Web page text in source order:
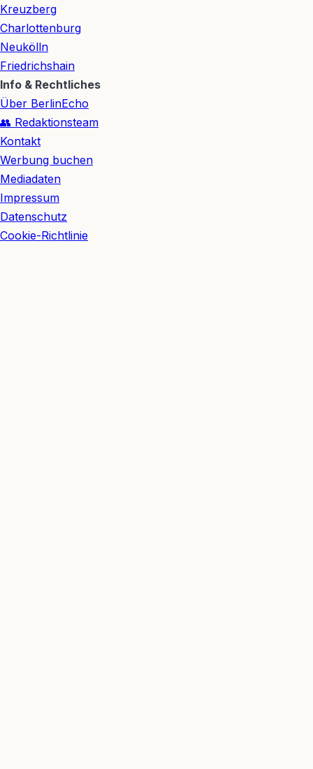
Kreuzberg
Charlottenburg
Neukölln
Friedrichshain
Info & Rechtliches
Über BerlinEcho
👥 Redaktionsteam
Kontakt
Werbung buchen
Mediadaten
Impressum
Datenschutz
Cookie-Richtlinie